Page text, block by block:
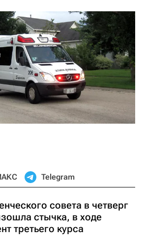
Telegram
совета в четверг
стычка, в ходе
третьего курса